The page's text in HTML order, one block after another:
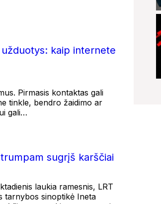
kaip internete
Pirmasis kontaktas gali
tinkle, bendro žaidimo ar
gali…
sugrįš karščiai
laukia ramesnis, LRT
tarnybos sinoptikė Ineta